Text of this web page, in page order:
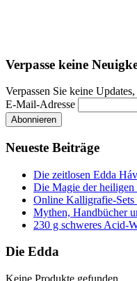
Verpasse keine
Verpassen Sie keine
E-Mail-Adresse
Neueste Beiträge
Die zeitlosen Edda
Die Magie der heiligen
Online
Mythen, Handbücher
230 g schweres Acid-
Die Edda